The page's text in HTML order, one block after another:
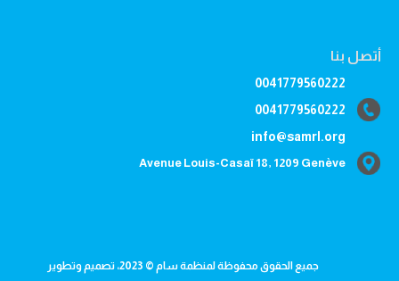
أتصل بنا
0041779560222
0041779560222
info@samrl.org
Avenue Louis-Casaï 18, 1209 Genève
جميع الحقوق محفوظة لمنظمة سام © 2023، تصميم وتطوير